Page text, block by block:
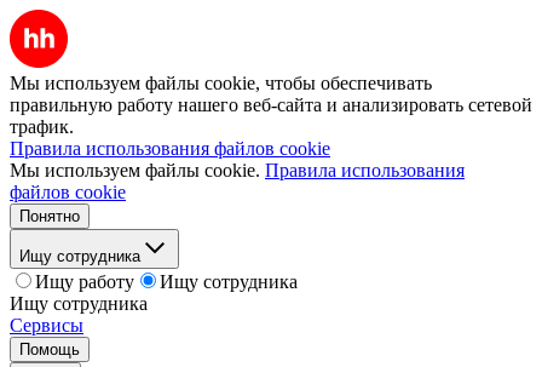
Мы используем файлы cookie, чтобы обеспечивать
правильную работу нашего веб-сайта и анализировать сетевой
трафик.
Правила использования файлов cookie
Мы используем файлы cookie. Правила использования
файлов cookie
Понятно
Ищу сотрудника
Ищу работу
Ищу сотрудника
Ищу сотрудника
Сервисы
Помощь